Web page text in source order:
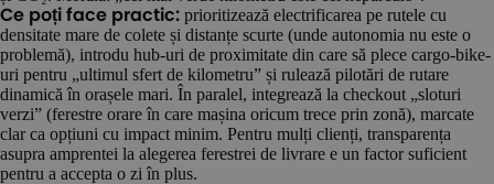
Ce poți face practic: prioritizează electrificarea pe rutele cu
densitate mare de colete și distanțe scurte (unde autonomia nu este o
problemă), introdu hub-uri de proximitate din care să plece cargo-bike-
uri pentru „ultimul sfert de kilometru” și rulează pilotări de rutare
dinamică în orașele mari. În paralel, integrează la checkout „sloturi
verzi” (ferestre orare în care mașina oricum trece prin zonă), marcate
clar ca opțiuni cu impact minim. Pentru mulți clienți, transparența
asupra amprentei la alegerea ferestrei de livrare e un factor suficient
pentru a accepta o zi în plus.